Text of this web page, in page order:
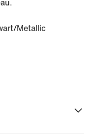
Metallic